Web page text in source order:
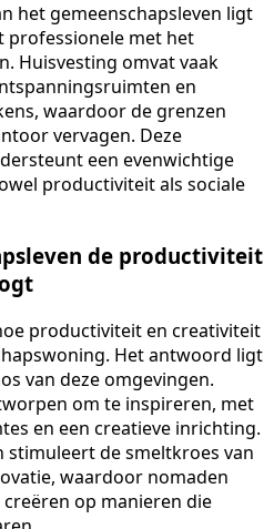
het gemeenschapsleven ligt
professionele met het
Huisvesting omvat vaak
en
waardoor de grenzen
vervagen. Deze
een evenwichtige
productiviteit als sociale
de productiviteit
productiviteit en creativiteit
Het antwoord ligt
van deze omgevingen.
om te inspireren, met
en een creatieve inrichting.
stimuleert de smeltkroes van
waardoor nomaden
op manieren die